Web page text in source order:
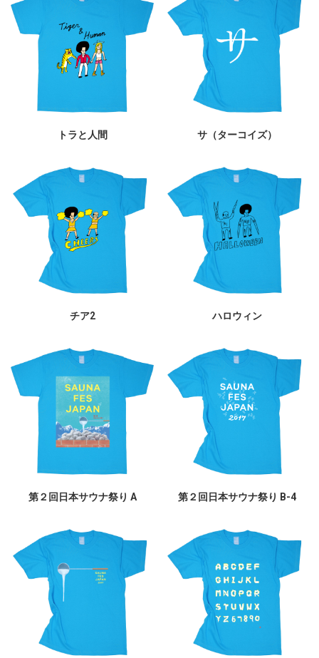
トラと人間 サ（ターコイズ）
チア2 ハロウィン
第２回日本サウナ祭り A 第２回日本サウナ祭り B-4